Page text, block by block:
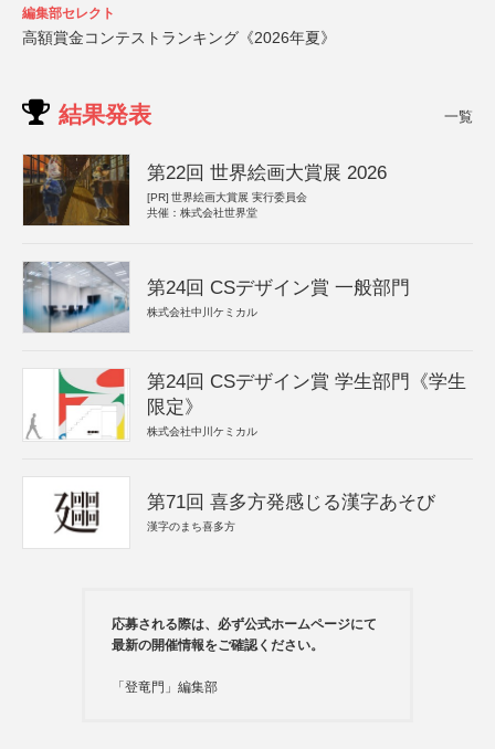
編集部セレクト
高額賞金コンテストランキング《2026年夏》
結果発表 一覧
第22回 世界絵画大賞展 2026
[PR] 世界絵画大賞展 実行委員会
共催：株式会社世界堂
第24回 CSデザイン賞 一般部門
株式会社中川ケミカル
第24回 CSデザイン賞 学生部門《学生
限定》
株式会社中川ケミカル
第71回 喜多方発感じる漢字あそび
漢字のまち喜多方
応募される際は、必ず公式ホームページにて
最新の開催情報をご確認ください。
「登竜門」編集部